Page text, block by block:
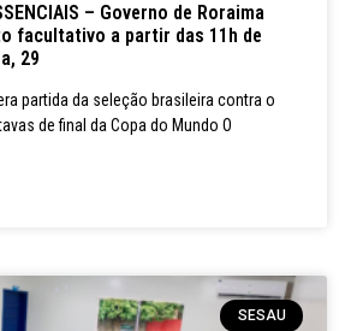
– Governo de Roraima
facultativo a partir das 11h de
29
partida da seleção brasileira contra o
de final da Copa do Mundo O
SESAU